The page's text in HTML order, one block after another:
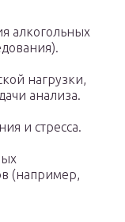
алкогольных
нагрузки,
анализа.
и стресса.
(например,